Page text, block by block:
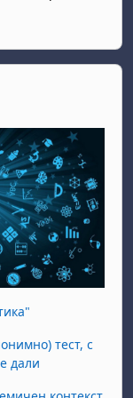
тест, с
дали